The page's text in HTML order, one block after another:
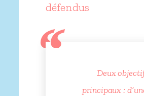
défendus
Deux
principaux :